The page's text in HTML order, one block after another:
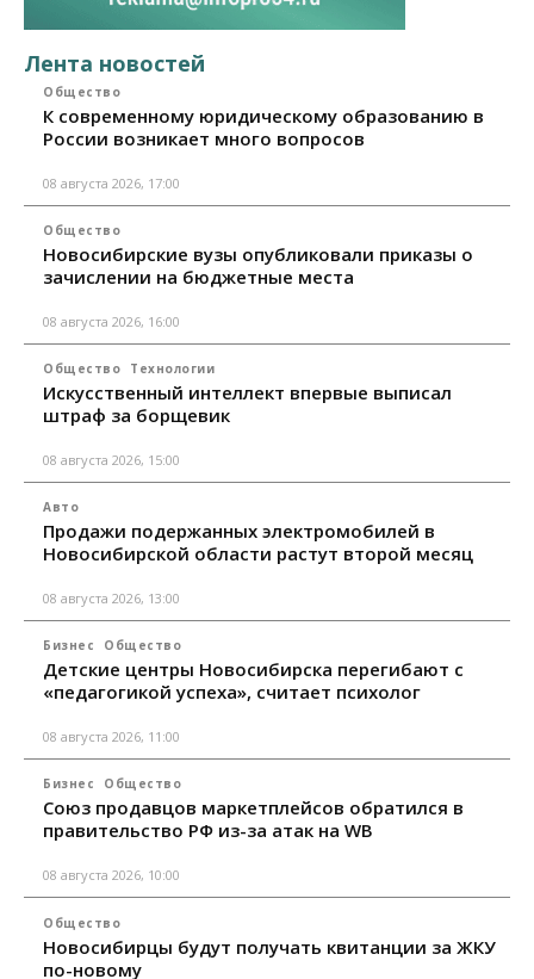
Лента новостей
Общество
К современному юридическому образованию в
России возникает много вопросов
08 августа 2026, 17:00
Общество
Новосибирские вузы опубликовали приказы о
зачислении на бюджетные места
08 августа 2026, 16:00
Общество Технологии
Искусственный интеллект впервые выписал
штраф за борщевик
08 августа 2026, 15:00
Авто
Продажи подержанных электромобилей в
Новосибирской области растут второй месяц
08 августа 2026, 13:00
Бизнес Общество
Детские центры Новосибирска перегибают с
«педагогикой успеха», считает психолог
08 августа 2026, 11:00
Бизнес Общество
Союз продавцов маркетплейсов обратился в
правительство РФ из-за атак на WB
08 августа 2026, 10:00
Общество
Новосибирцы будут получать квитанции за ЖКУ
по-новому